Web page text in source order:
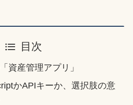
目次
資産管理アプリ」
かAPIキーか、選択肢の意